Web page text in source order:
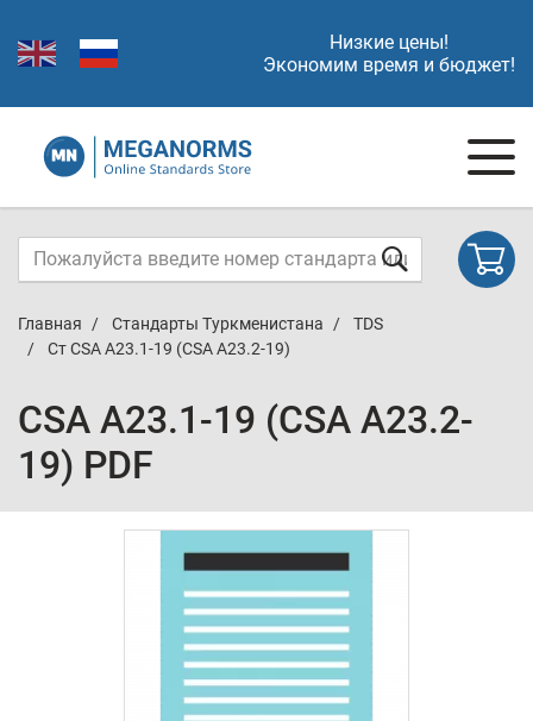
Низкие цены!
Экономим время и бюджет!
Главная Стандарты Туркменистана
TDS
Ст CSA A23.1-19 (CSA A23.2-19)
CSA A23.1-19 (CSA A23.2-
19) PDF